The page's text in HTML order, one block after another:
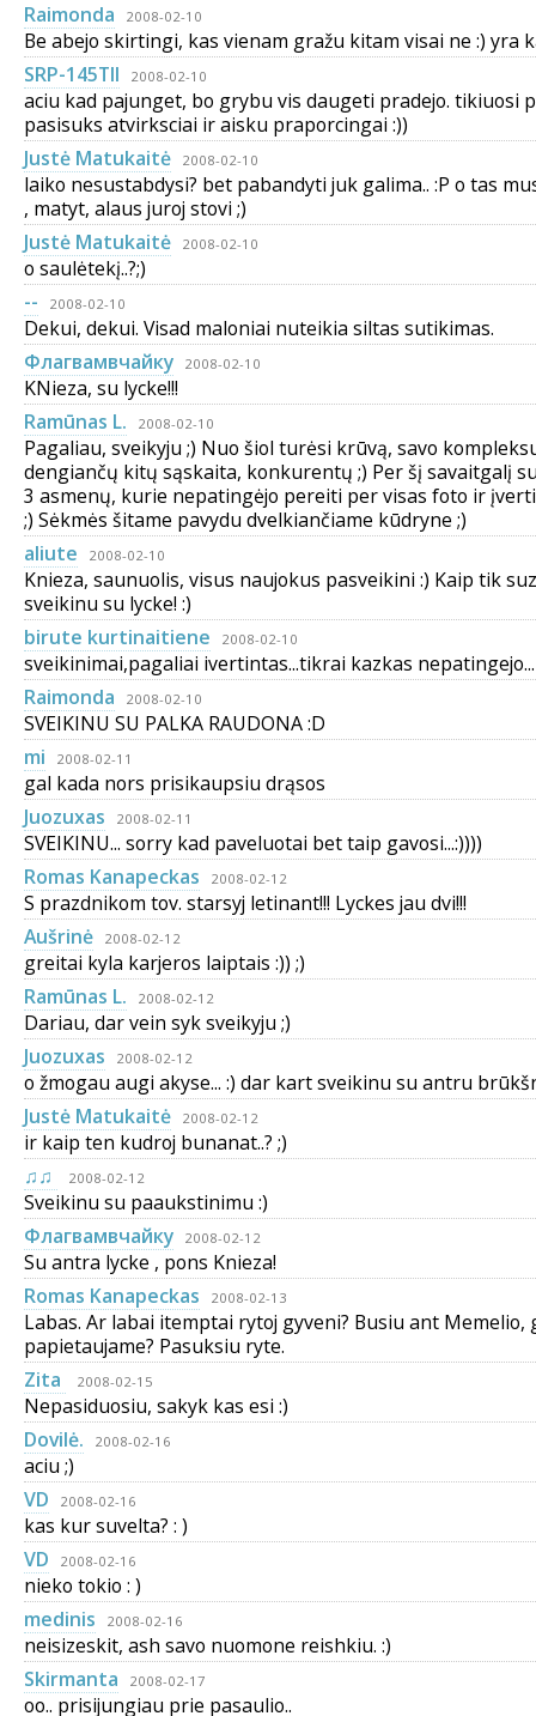
Raimonda
2008-02-10
Be abejo skirtingi, kas vienam gražu kitam visai ne :) yra
SRP-145TII
2008-02-10
aciu kad pajunget, bo grybu vis daugeti pradejo. tikiuosi
pasisuks atvirksciai ir aisku praporcingai :))
Justė Matukaitė
2008-02-10
laiko nesustabdysi? bet pabandyti juk galima.. :P o tas
, matyt, alaus juroj stovi ;)
Justė Matukaitė
2008-02-10
o saulėtekį..?;)
--
2008-02-10
Dekui, dekui. Visad maloniai nuteikia siltas sutikimas.
Флагвамвчaйку
2008-02-10
KNieza, su lycke!!!
Ramūnas L.
2008-02-10
Pagaliau, sveikyju ;) Nuo šiol turėsi krūvą, savo
dengiančų kitų sąskaita, konkurentų ;) Per šį savaitgalį
3 asmenų, kurie nepatingėjo pereiti per visas foto ir
;) Sėkmės šitame pavydu dvelkiančiame kūdryne ;)
aliute
2008-02-10
Knieza, saunuolis, visus naujokus pasveikini :) Kaip tik
sveikinu su lycke! :)
birute kurtinaitiene
2008-02-10
sveikinimai,pagaliai ivertintas...tikrai kazkas nepatingejo...
Raimonda
2008-02-10
SVEIKINU SU PALKA RAUDONA :D
mi
2008-02-11
gal kada nors prisikaupsiu drąsos
Juozuxas
2008-02-11
SVEIKINU... sorry kad paveluotai bet taip gavosi...:))))
Romas Kanapeckas
2008-02-12
S prazdnikom tov. starsyj letinant!!! Lyckes jau dvi!!!
Aušrinė
2008-02-12
greitai kyla karjeros laiptais :)) ;)
Ramūnas L.
2008-02-12
Dariau, dar vein syk sveikyju ;)
Juozuxas
2008-02-12
o žmogau augi akyse... :) dar kart sveikinu su antru
Justė Matukaitė
2008-02-12
ir kaip ten kudroj bunanat..? ;)
♫♫
2008-02-12
Sveikinu su paaukstinimu :)
Флагвамвчaйку
2008-02-12
Su antra lycke , pons Knieza!
Romas Kanapeckas
2008-02-13
Labas. Ar labai itemptai rytoj gyveni? Busiu ant Memelio,
papietaujame? Pasuksiu ryte.
Zita
2008-02-15
Nepasiduosiu, sakyk kas esi :)
Dovilė.
2008-02-16
aciu ;)
VD
2008-02-16
kas kur suvelta? : )
VD
2008-02-16
nieko tokio : )
medinis
2008-02-16
neisizeskit, ash savo nuomone reishkiu. :)
Skirmanta
2008-02-17
oo.. prisijungiau prie pasaulio..